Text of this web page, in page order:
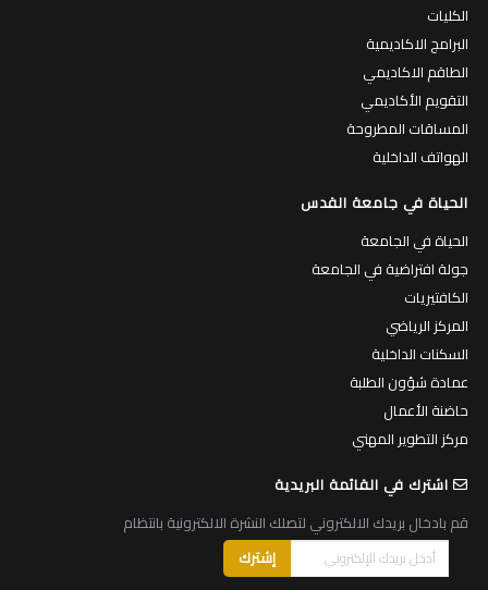
الكليات
البرامج الاكاديمية
الطاقم الاكاديمي
التقويم الأكاديمي
المساقات المطروحة
الهواتف الداخلية
الحياة في جامعة القدس
الحياة في الجامعة
جولة افتراضية في الجامعة
الكافتيريات
المركز الرياضي
السكنات الداخلية
عمادة شؤون الطلبة
حاضنة الأعمال
مركز التطوير المهني
اشترك في القائمة البريدية
قم بادخال بريدك الالكتروني لتصلك النشرة الالكترونية بانتظام